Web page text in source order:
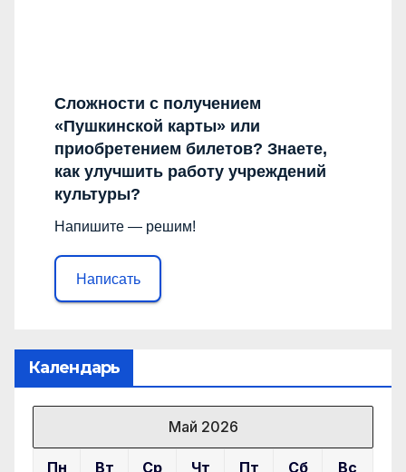
Сложности с получением
«Пушкинской карты» или
приобретением билетов? Знаете,
как улучшить работу учреждений
культуры?
Напишите — решим!
Написать
Календарь
Май 2026
Пн Вт Ср Чт Пт Сб Вс